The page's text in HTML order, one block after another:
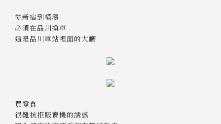
從新宿到橫濱
必須在品川換車
這是品川車站裡面的大廳
買零食
很難抗拒販賣機的誘惑